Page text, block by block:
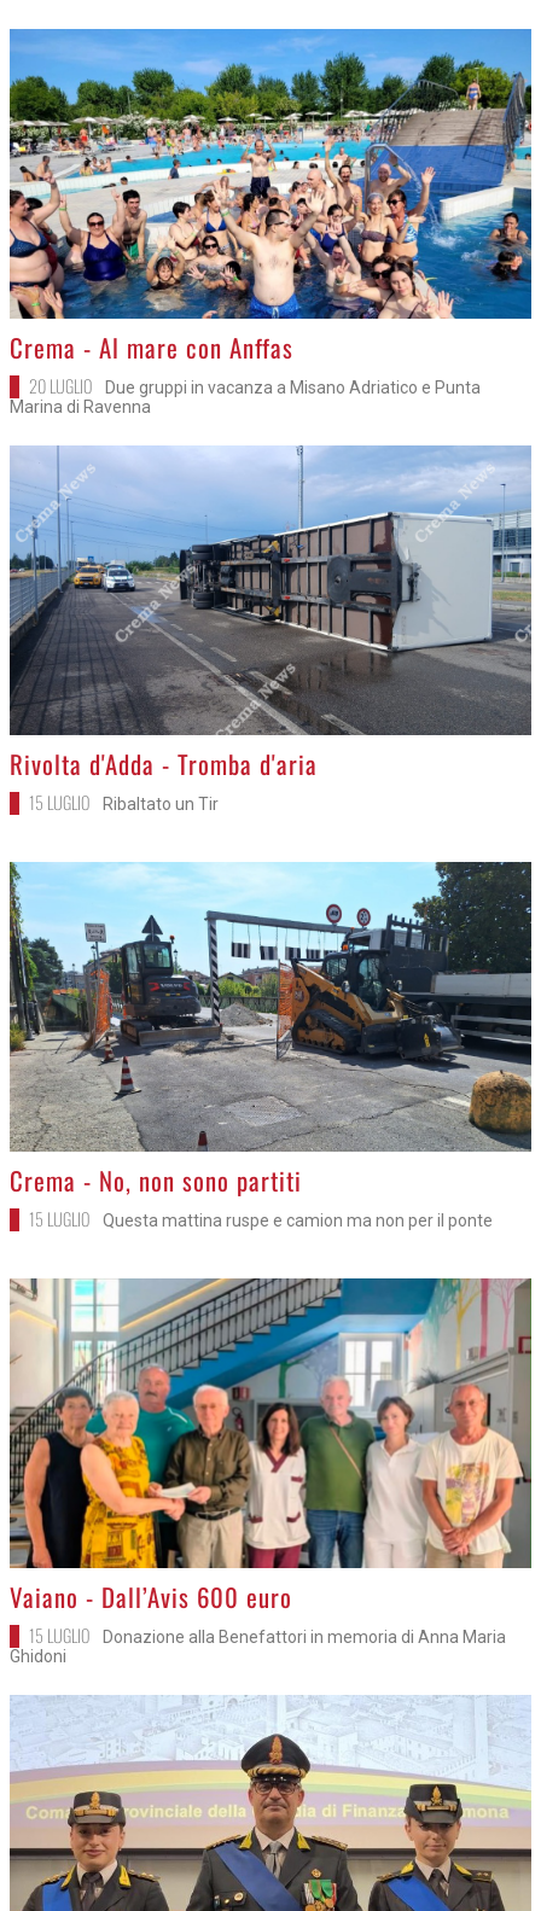
>
Crema - Al mare con Anffas
20 LUGLIO
Due gruppi in vacanza a Misano Adriatico e Punta
Marina di Ravenna
>
Rivolta d'Adda - Tromba d'aria
15 LUGLIO Ribaltato un Tir
>
Crema - No, non sono partiti
15 LUGLIO Questa mattina ruspe e camion ma non per il ponte
>
Vaiano - Dall’Avis 600 euro
15 LUGLIO
Donazione alla Benefattori in memoria di Anna Maria
Ghidoni